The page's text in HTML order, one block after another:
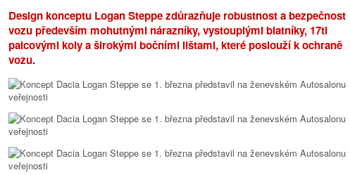
Gmail
Pinterest
Design konceptu Logan Steppezdůrazňuje robustnost a bezpečnost
vozu především mohutnými nárazníky, vystouplými blatníky, 17ti
palcovými koly a širokými bočními lištami, které poslouží k ochraně
vozu.